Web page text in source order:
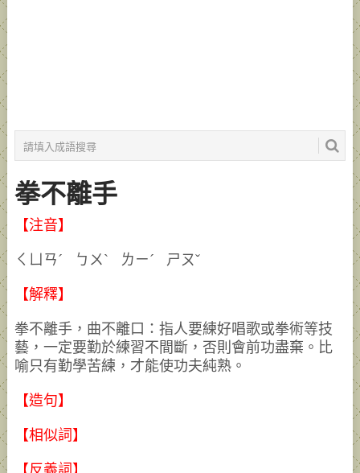
拳不離手
【注音】
ㄑㄩㄢˊ ㄅㄨˋ ㄌㄧˊ ㄕㄡˇ
【解釋】
拳不離手，曲不離口：指人要練好唱歌或拳術等技
藝，一定要勤於練習不間斷，否則會前功盡棄。比
喻只有勤學苦練，才能使功夫純熟。
【造句】
【相似詞】
【反義詞】